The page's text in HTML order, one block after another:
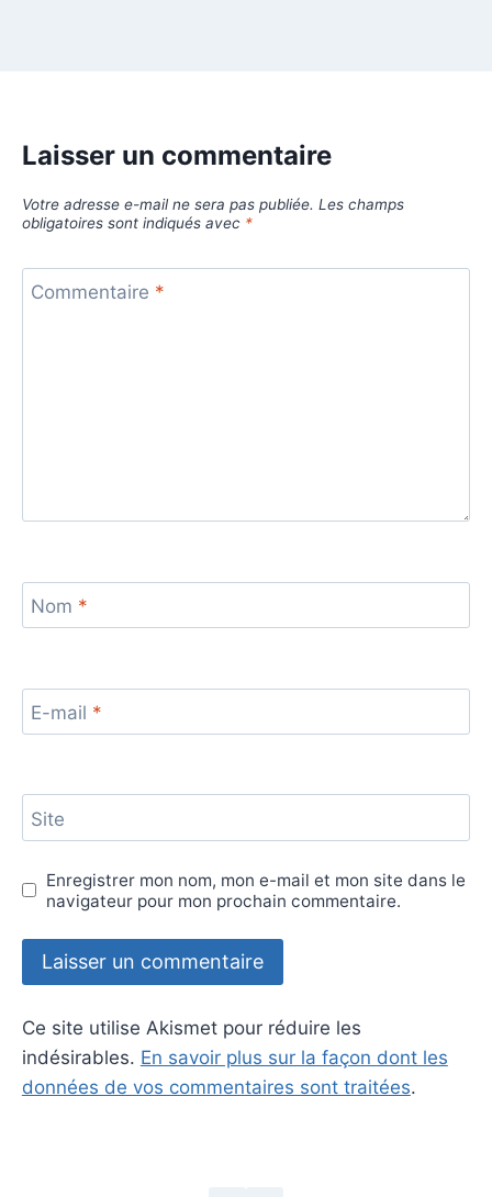
Laisser un commentaire
Votre adresse e-mail ne sera pas publiée. Les champs
obligatoires sont indiqués avec *
Commentaire *
Nom *
E-mail *
Site
Enregistrer mon nom, mon e-mail et mon site dans le
navigateur pour mon prochain commentaire.
Ce site utilise Akismet pour réduire les
indésirables. En savoir plus sur la façon dont les
données de vos commentaires sont traitées.